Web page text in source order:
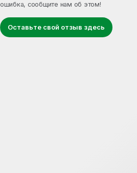
ошибка, сообщите нам об этом!
Оставьте свой отзыв здесь